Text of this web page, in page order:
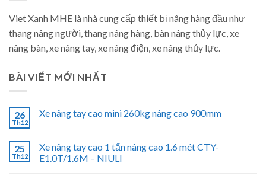
Viet Xanh MHE là nhà cung cấp thiết bị nâng hàng đầu như
thang nâng người, thang nâng hàng, bàn nâng thủy lực, xe
nâng bàn, xe nâng tay, xe nâng điện, xe nâng thủy lực.
BÀI VIẾT MỚI NHẤT
26
Th12
Xe nâng tay cao mini 260kg nâng cao 900mm
25
Th12
Xe nâng tay cao 1 tấn nâng cao 1.6 mét CTY-
E1.0T/1.6M – NIULI